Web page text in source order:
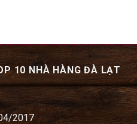
10 NHÀ HÀNG ĐÀ LẠT
2017